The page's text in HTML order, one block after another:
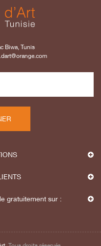
Biwa, Tunis
gratuitement sur :